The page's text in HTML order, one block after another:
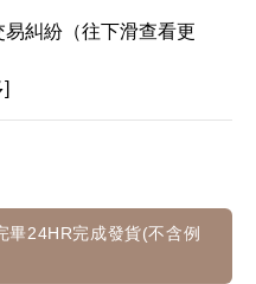
糾紛（往下滑查看更
畢24HR完成發貨(不含例